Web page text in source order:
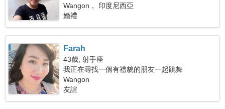
Wangon， 印度尼西亞
婚禮
Farah
43歲, 射手座
我正在尋找一個有禮貌的朋友一起跳舞
Wangon
友誼